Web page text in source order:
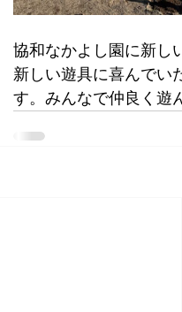
協和なかよし園に新し
新しい遊具に喜んでい
す。みんなで仲良く遊